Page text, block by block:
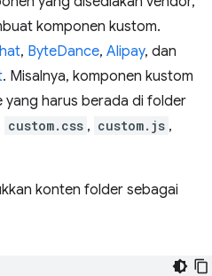
komponen kustom.
, ByteDance, Alipay, dan
. Misalnya, komponen kustom
yang harus berada di folder
custom.css , custom.js ,
konten folder sebagai